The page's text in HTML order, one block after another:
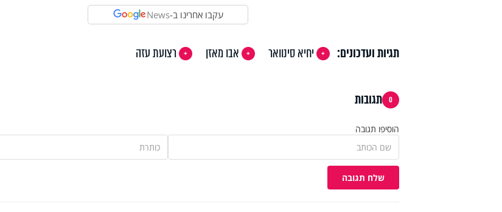
עקבו אחרינו ב-News
תגיות ועדכונים: יחיא סינוואר אבו מאזן רצועת עזה
0 תגובות
הוסיפו תגובה
שלח תגובה